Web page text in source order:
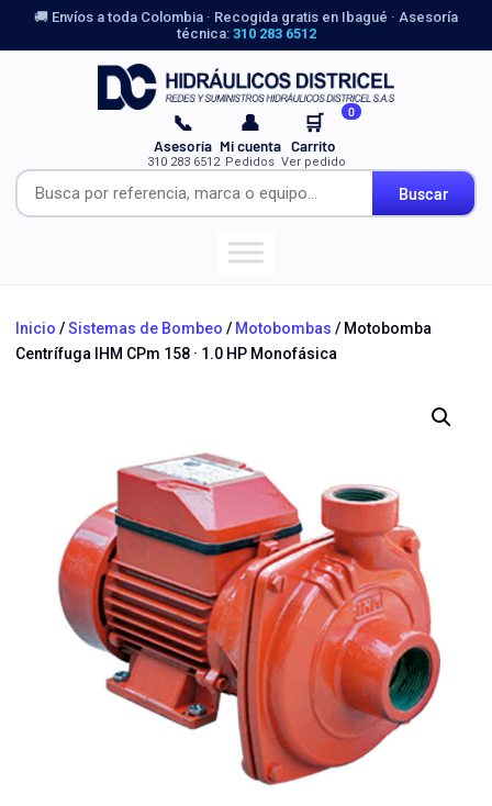
🚚 Envíos a toda Colombia · Recogida gratis en Ibagué · Asesoría
técnica: 310 283 6512
Buscar
📞
Asesoría
310 283 6512
👤
Mi cuenta
Pedidos
🛒 0
Carrito
Ver pedido
Inicio /Sistemas de Bombeo / Motobombas / Motobomba
Centrífuga IHM CPm 158 · 1.0 HP Monofásica